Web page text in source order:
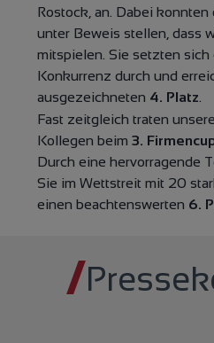
Rostock, an. Dabei
unter Beweis stellen, dass
mitspielen. Sie setzten
Konkurrenz durch und
ausgezeichneten 4. Platz
Fast zeitgleich traten
Kollegen beim3.
Durch eine hervorragende
Sie im Wettstreit mit 20
einen beachtenswerten 6.